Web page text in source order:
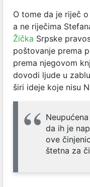
O tome da je riječ
a ne riječima
Žička Srpske
poštovanje prema
prema njegovom
dovodi ljude u
širi ideje koje nisu
da ih je
ove
štetna za